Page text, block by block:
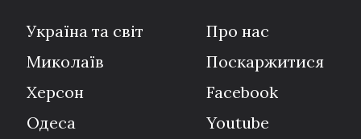
Україна та світ
Миколаїв
Херсон
Одеса
Про нас
Поскаржитися
Facebook
Youtube